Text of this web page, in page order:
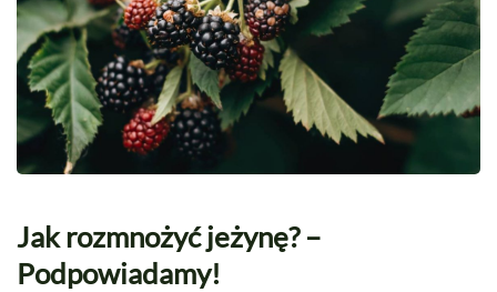
Jak rozmnożyć jeżynę? –
Podpowiadamy!